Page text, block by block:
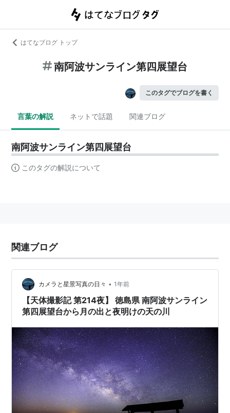
はてなブログ トップ
南阿波サンライン第四展望台
このタグでブログを書く
言葉の解説 ネットで話題 関連ブログ
南阿波サンライン第四展望台
このタグの解説について
関連ブログ
カメラと星景写真の日々 • 1年前
【天体撮影記 第214夜】 徳島県 南阿波サンライン
第四展望台から月の出と夜明けの天の川